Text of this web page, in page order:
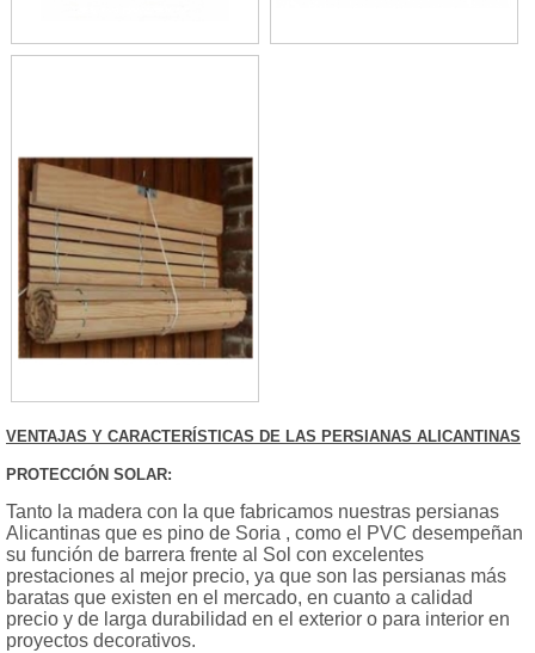
VENTAJAS Y CARACTERÍSTICAS DE LAS PERSIANAS ALICANTINAS
PROTECCIÓN SOLAR:
Tanto la madera con la que fabricamos nuestras persianas
Alicantinas que es pino de Soria , como el PVC desempeñan
su función de barrera frente al Sol con excelentes
prestaciones al mejor precio, ya que son las persianas más
baratas que existen en el mercado, en cuanto a calidad
precio y de larga durabilidad en el exterior o para interior en
proyectos decorativos.